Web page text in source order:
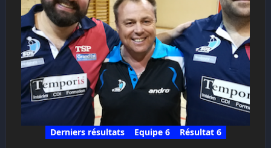
Derniers résultats Equipe 6 Résultat 6